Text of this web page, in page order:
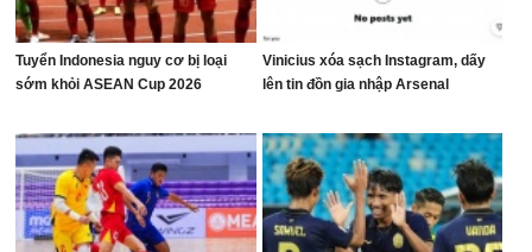
Tuyển Indonesia nguy cơ bị loại
sớm khỏi ASEAN Cup 2026
Vinicius xóa sạch Instagram, dấy
lên tin đồn gia nhập Arsenal